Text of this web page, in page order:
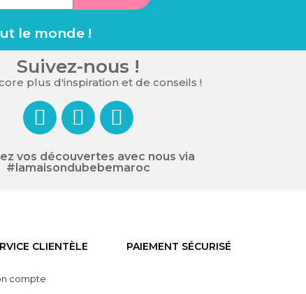
le monde !
Suivez-nous !
plus d'inspiration et de conseils !
vos découvertes avec nous via
#lamaisondubebemaroc
CLIENTÈLE
compte
PAIEMENT SÉCURISÉ